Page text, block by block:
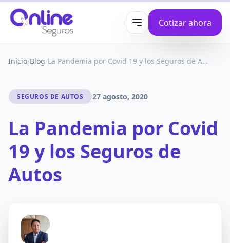
Abrir menúCotizar ahora
Inicio/Blog/ La Pandemia por Covid 19 y los Seguros de Autos
SEGUROS DE AUTOS 27 agosto, 2020
La Pandemia por Covid
19 y los Seguros de
Autos